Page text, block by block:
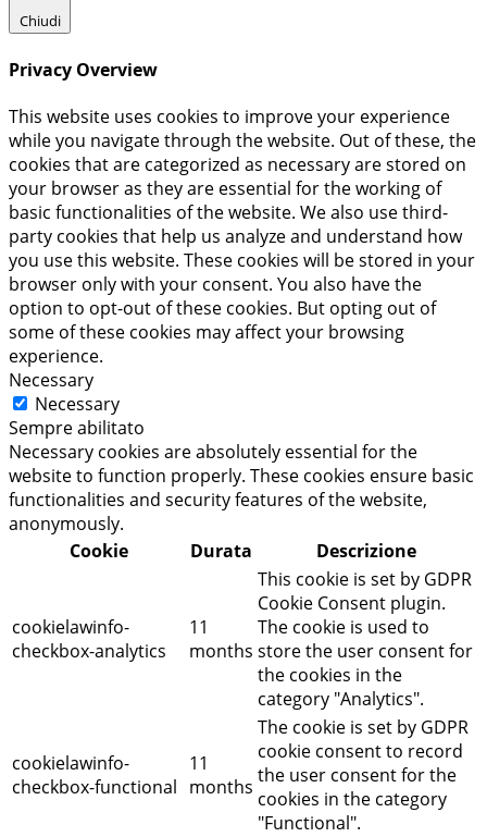
Chiudi
Privacy Overview
This website uses cookies to improve your experience
while you navigate through the website. Out of these, the
cookies that are categorized as necessary are stored on
your browser as they are essential for the working of
basic functionalities of the website. We also use third-
party cookies that help us analyze and understand how
you use this website. These cookies will be stored in your
browser only with your consent. You also have the
option to opt-out of these cookies. But opting out of
some of these cookies may affect your browsing
experience.
Necessary
Necessary
Sempre abilitato
Necessary cookies are absolutely essential for the
website to function properly. These cookies ensure basic
functionalities and security features of the website,
anonymously.
Cookie
Durata Descrizione
cookielawinfo-
checkbox-analytics
11
months
This cookie is set by GDPR
Cookie Consent plugin.
The cookie is used to
store the user consent for
the cookies in the
category "Analytics".
cookielawinfo-
checkbox-functional
11
months
The cookie is set by GDPR
cookie consent to record
the user consent for the
cookies in the category
"Functional".